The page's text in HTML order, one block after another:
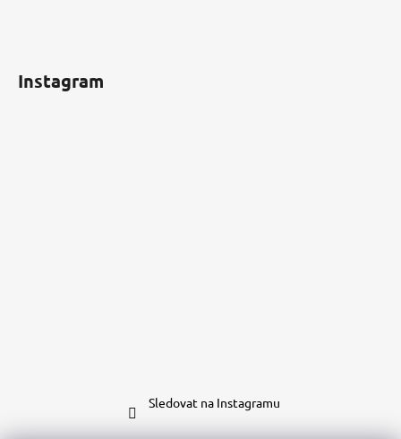
Instagram
Sledovat na Instagramu